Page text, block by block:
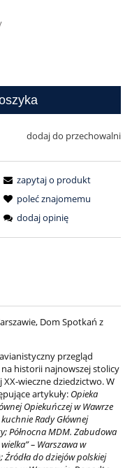
dodaj do przechowalni
zapytaj o produkt
poleć znajomemu
dodaj opinię
Dom Spotkań z
przegląd
historii najnowszej stolicy
wieczne dziedzictwo. W
artykuły: Opieka
Opiekuńczej w Wawrze
Rady Głównej
Północna MDM. Zabudowa
– Warszawa w
do dziejów polskiej